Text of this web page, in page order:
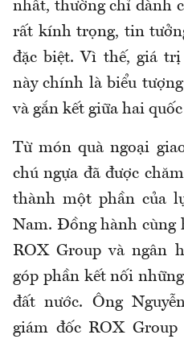
nhất, thường chỉ dành
rất kính trọng, tin
đặc biệt. Vì thế, giá
này chính là biểu
và gắn kết giữa hai
Từ món quà ngoại
chú ngựa đã được
thành một phần của
Nam. Đồng hành cùng
ROX Group và ngân
góp phần kết nối
đất nước. Ông
giám đốc ROX